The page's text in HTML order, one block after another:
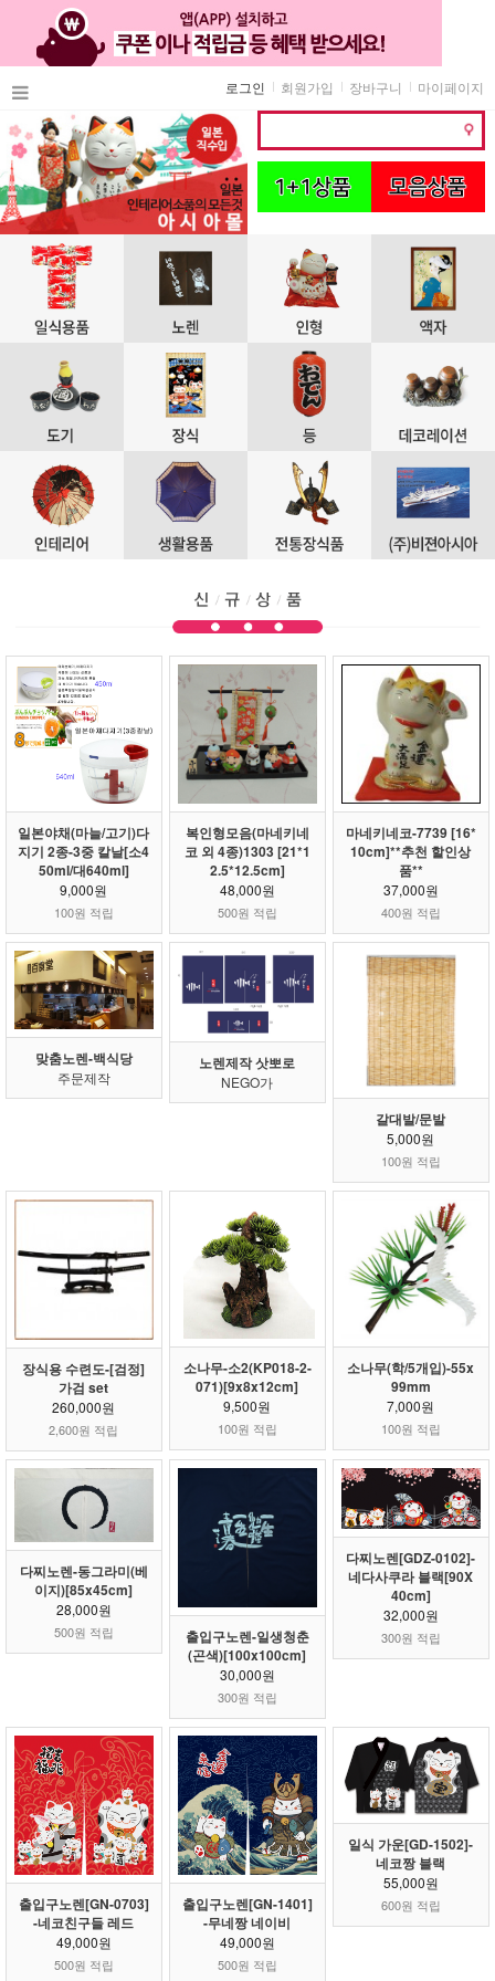
마이페이지
장바구니
회원가입
로그인
일본야채(마늘/고기)다
지기 2종-3중 칼날[소4
50ml/대640ml]
9,000원
100원 적립
복인형모음(마네키네
코 외 4종)1303 [21*1
2.5*12.5cm]
48,000원
500원 적립
마네키네코-7739 [16*
10cm]**추천 할인상
품**
37,000원
400원 적립
맞춤노렌-백식당
주문제작
노렌제작 삿뽀로
NEGO가
갈대발/문발
5,000원
100원 적립
장식용 수련도-[검정]
가검 set
260,000원
2,600원 적립
소나무-소2(KP018-2-
071)[9x8x12cm]
9,500원
100원 적립
소나무(학/5개입)-55x
99mm
7,000원
100원 적립
다찌노렌-동그라미(베
이지)[85x45cm]
28,000원
500원 적립
출입구노렌-일생청춘
(곤색)[100x100cm]
30,000원
300원 적립
다찌노렌[GDZ-0102]-
네다사쿠라 블랙[90X
40cm]
32,000원
300원 적립
출입구노렌[GN-0703]
-네코친구들 레드
49,000원
500원 적립
출입구노렌[GN-1401]
-무네짱 네이비
49,000원
500원 적립
일식 가운[GD-1502]-
네코짱 블랙
55,000원
600원 적립